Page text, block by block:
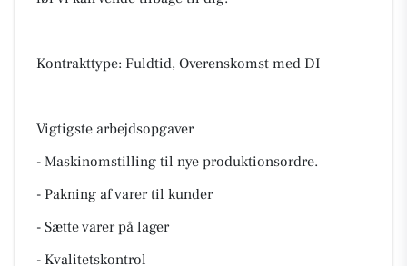
Kontrakttype: Fuldtid, Overenskomst med DI
Vigtigste arbejdsopgaver
- Maskinomstilling til nye produktionsordre.
- Pakning af varer til kunder
- Sætte varer på lager
- Kvalitetskontrol